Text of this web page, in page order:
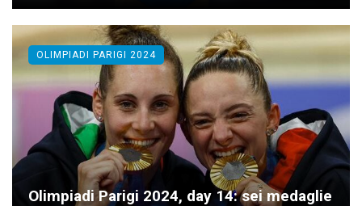
Olimpiadi Parigi 2024, day 14: sei medaglie
OLIMPIADI PARIGI 2024